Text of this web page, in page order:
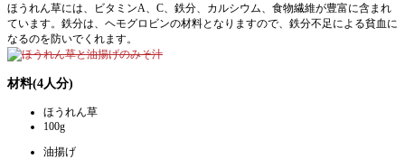
ほうれん草には、ビタミンA、C、鉄分、カルシウム、食物繊維が豊富に含まれ
ています。鉄分は、ヘモグロビンの材料となりますので、鉄分不足による貧血に
なるのを防いでくれます。
材料(4人分)
ほうれん草
100g
油揚げ